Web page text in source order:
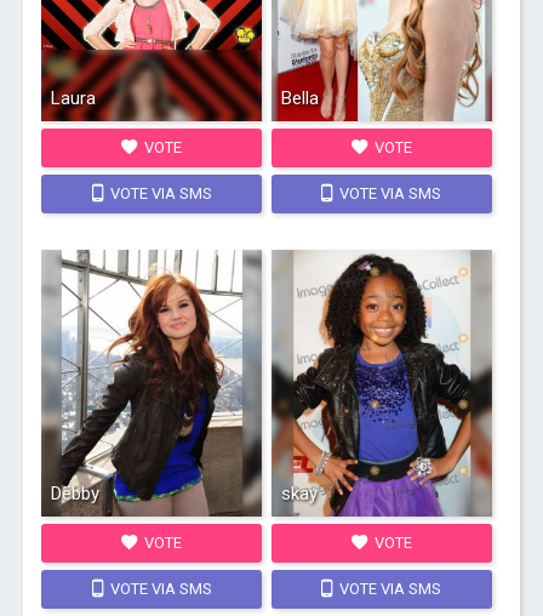
Laura
VOTE
VOTE VIA SMS
Bella
VOTE
VOTE VIA SMS
Debby
VOTE
VOTE VIA SMS
skay
VOTE
VOTE VIA SMS